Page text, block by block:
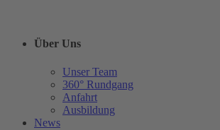
Über Uns
Unser Team
360° Rundgang
Anfahrt
Ausbildung
News